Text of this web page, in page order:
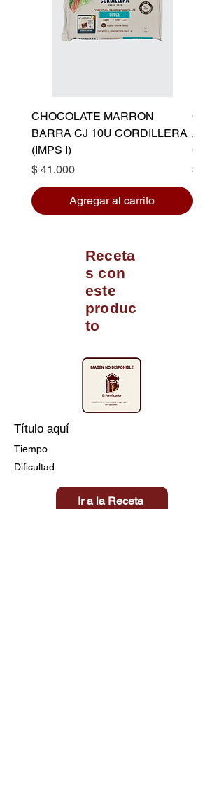
CHOCOLATE MARRON
BARRA CJ 10U CORDILLERA
(IMPS I)
Precio
$ 41.000
Agregar al carrito
AZU/
Precio
$
Receta
s con
este
produc
to
Título aquí
Tiempo
Dificultad
Ir a la Receta